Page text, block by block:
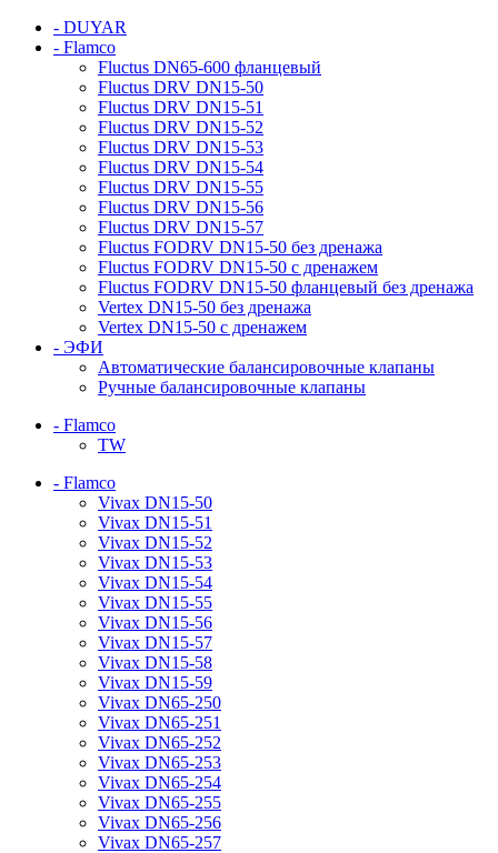
- DUYAR
- Flamco
Fluctus DN65-600 фланцевый
Fluctus DRV DN15-50
Fluctus DRV DN15-51
Fluctus DRV DN15-52
Fluctus DRV DN15-53
Fluctus DRV DN15-54
Fluctus DRV DN15-55
Fluctus DRV DN15-56
Fluctus DRV DN15-57
Fluctus FODRV DN15-50 без дренажа
Fluctus FODRV DN15-50 с дренажем
Fluctus FODRV DN15-50 фланцевый без дренажа
Vertex DN15-50 без дренажа
Vertex DN15-50 с дренажем
- ЭФИ
Автоматические балансировочные клапаны
Ручные балансировочные клапаны
- Flamco
TW
- Flamco
Vivax DN15-50
Vivax DN15-51
Vivax DN15-52
Vivax DN15-53
Vivax DN15-54
Vivax DN15-55
Vivax DN15-56
Vivax DN15-57
Vivax DN15-58
Vivax DN15-59
Vivax DN65-250
Vivax DN65-251
Vivax DN65-252
Vivax DN65-253
Vivax DN65-254
Vivax DN65-255
Vivax DN65-256
Vivax DN65-257